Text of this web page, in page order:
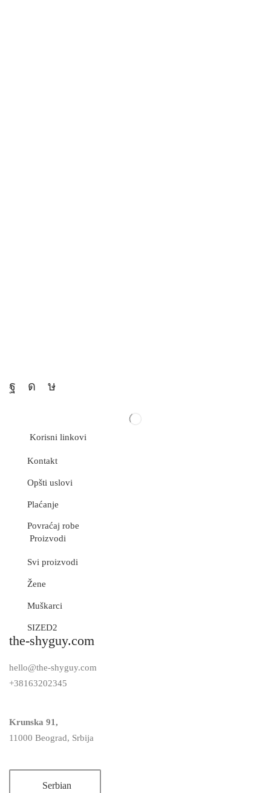
Korisni linkovi
Kontakt
Opšti uslovi
Plaćanje
Povraćaj robe
Proizvodi
Svi proizvodi
Žene
Muškarci
SIZED2
the-shyguy.com
hello@the-shyguy.com
+38163202345
Krunska 91,
11000 Beograd, Srbija
Serbian